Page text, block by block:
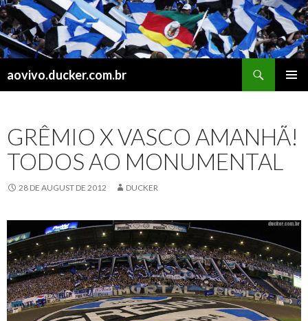
aovivo.ducker.com.br
GRÊMIO X VASCO AMANHÃ!
TODOS AO MONUMENTAL
28 DE AUGUST DE 2012 DUCKER